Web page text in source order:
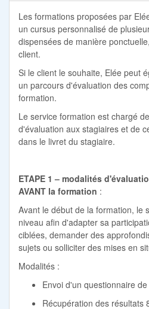
Les formations proposées par
un cursus personnalisé de
dispensées de manière
client.
Si le client le souhaite, Elée peut
un parcours d'évaluation des
formation.
Le service formation est chargé
d'évaluation aux stagiaires et de
dans le livret du stagiaire.
ETAPE 1 – modalités
AVANT la formation :
Avant le début de la formation, le
niveau afin d'adapter sa
ciblées, demander des
sujets ou solliciter des mises en
Modalités :
Envoi d'un questionnaire
Récupération des résultats